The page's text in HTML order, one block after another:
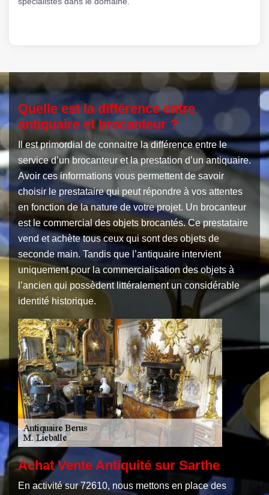
Quelle est la différence entre
antiquaire et brocanteur ?
Il est primordial de connaitre la différence entre le
service d’un brocanteur et la prestation d’un antiquaire.
Avoir ces informations vous permettent de savoir
choisir le prestataire qui peut répondre à vos attentes
en fonction de la nature de votre projet. Un brocanteur
est le commercial des objets brocantés. Ce prestataire
vend et achète tous ceux qui sont des objets de
seconde main. Tandis que l’antiquaire intervient
uniquement pour la commercialisation des objets à
l’ancien qui possèdent littéralement un considérable
identité historique.
Achat Vente Antiquité sur Sarthe
En activité sur 72610, nous mettons en place des